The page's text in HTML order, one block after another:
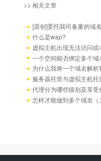
>> 相关文章
[原创]委托我司备案的域
什么是wap?
虚拟主机出现无法访问
一个空间能否绑定多个域
为什么我将一个域名解
服务器托管与虚拟主机托
代理分为哪些级别及享受
怎样才能做到多个域名